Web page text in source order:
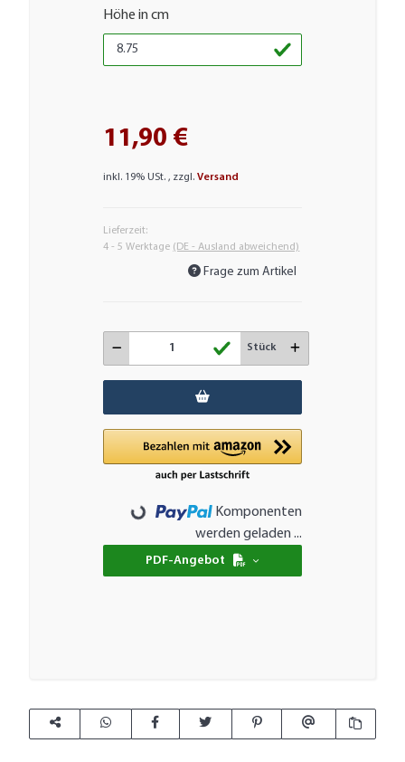
Höhe in cm
11,90 €
inkl. 19% USt. , zzgl.Versand
Lieferzeit:
4 - 5 Werktage (DE - Ausland abweichend)
Frage zum Artikel
Stück
Loading...
Komponenten
werden geladen ...
PDF-Angebot